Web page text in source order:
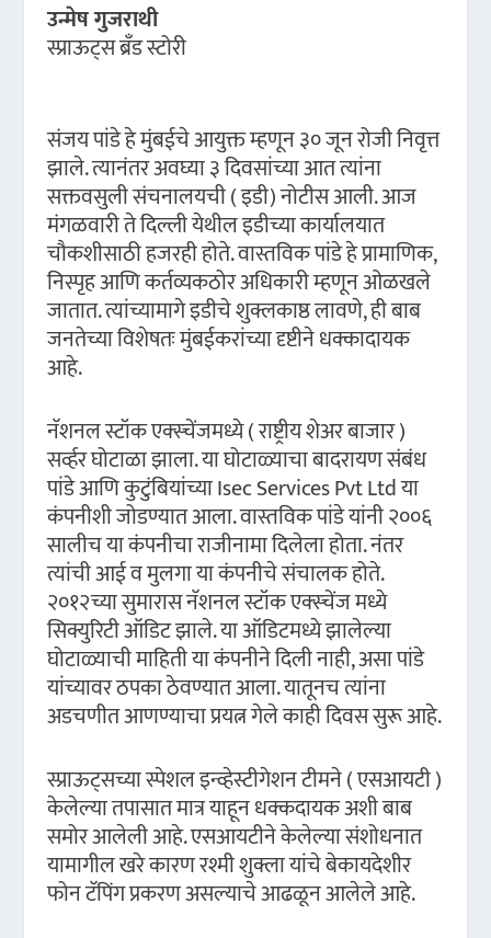
उन्मेष गुजराथी
स्प्राऊट्स ब्रँड स्टोरी
संजय पांडे हे मुंबईचे आयुक्त म्हणून ३० जून रोजी निवृत्त
झाले. त्यानंतर अवघ्या ३ दिवसांच्या आत त्यांना
सक्तवसुली संचनालयची ( इडी) नोटीस आली. आज
मंगळवारी ते दिल्ली येथील इडीच्या कार्यालयात
चौकशीसाठी हजरही होते. वास्तविक पांडे हे प्रामाणिक,
निस्पृह आणि कर्तव्यकठोर अधिकारी म्हणून ओळखले
जातात. त्यांच्यामागे इडीचे शुक्लकाष्ठ लावणे, ही बाब
जनतेच्या विशेषतः मुंबईकरांच्या दृष्टीने धक्कादायक
आहे.
नॅशनल स्टॉक एक्स्चेंजमध्ये ( राष्ट्रीय शेअर बाजार )
सर्व्हर घोटाळा झाला. या घोटाळ्याचा बादरायण संबंध
पांडे आणि कुटुंबियांच्या Isec Services Pvt Ltd या
कंपनीशी जोडण्यात आला. वास्तविक पांडे यांनी २००६
सालीच या कंपनीचा राजीनामा दिलेला होता. नंतर
त्यांची आई व मुलगा या कंपनीचे संचालक होते.
२०१२च्या सुमारास नॅशनल स्टॉक एक्स्चेंज मध्ये
सिक्युरिटी ऑडिट झाले. या ऑडिटमध्ये झालेल्या
घोटाळ्याची माहिती या कंपनीने दिली नाही, असा पांडे
यांच्यावर ठपका ठेवण्यात आला. यातूनच त्यांना
अडचणीत आणण्याचा प्रयत्न गेले काही दिवस सुरू आहे.
स्प्राऊट्सच्या स्पेशल इन्व्हेस्टीगेशन टीमने ( एसआयटी )
केलेल्या तपासात मात्र याहून धक्कदायक अशी बाब
समोर आलेली आहे. एसआयटीने केलेल्या संशोधनात
यामागील खरे कारण रश्मी शुक्ला यांचे बेकायदेशीर
फोन टॅपिंग प्रकरण असल्याचे आढळून आलेले आहे.